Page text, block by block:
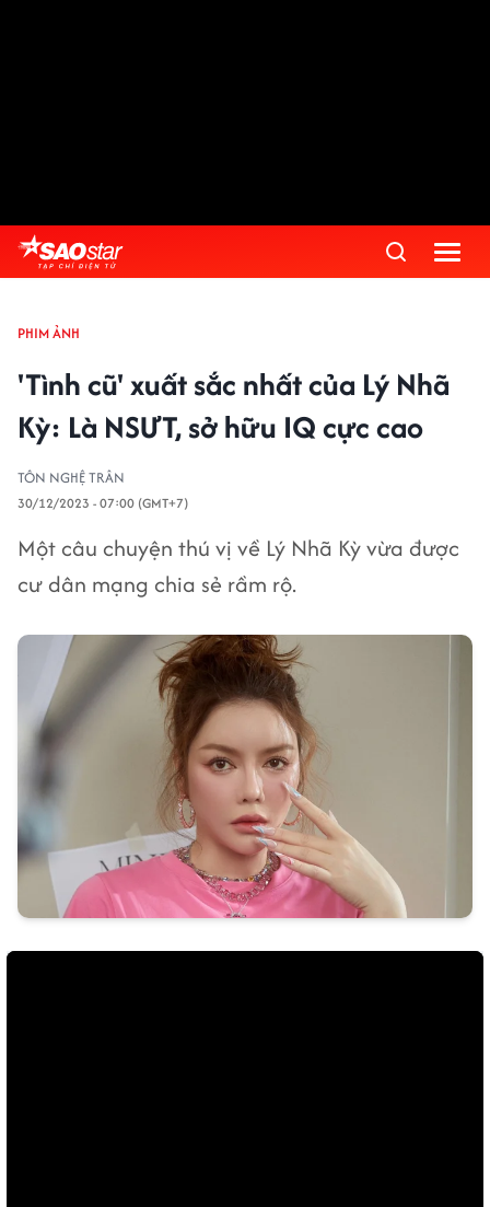
PHIM ẢNH
'Tình cũ' xuất sắc nhất của Lý Nhã
Kỳ: Là NSƯT, sở hữu IQ cực cao
TÔN NGHỆ TRÂN
30/12/2023 - 07:00 (GMT+7)
Một câu chuyện thú vị về Lý Nhã Kỳ vừa được
cư dân mạng chia sẻ rầm rộ.